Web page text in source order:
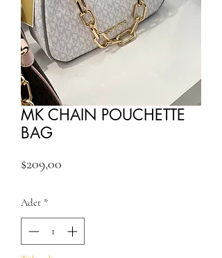
MK CHAIN POUCHETTE
BAG
$209,00
Adet *